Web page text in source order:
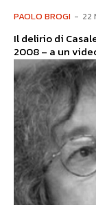
PAOLO BROGI - 22
Il delirio di
2008 – a un